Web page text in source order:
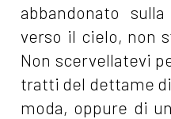
abbandonato
verso il cielo, non
Non scervellatevi
tratti del dettame di
moda, oppure di